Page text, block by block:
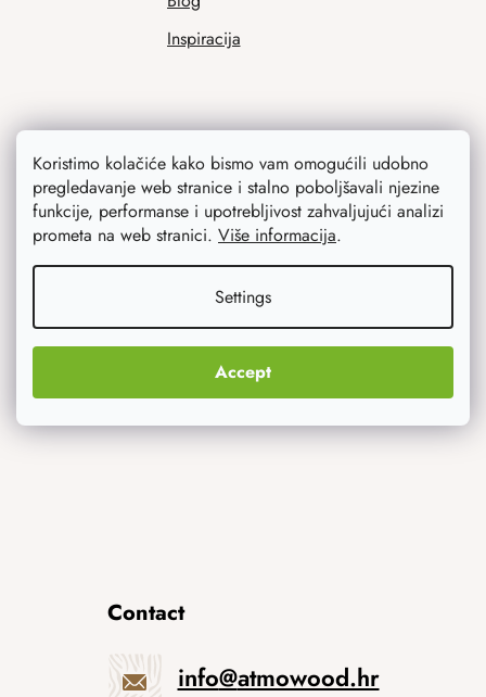
Koristimo kolačiće kako bismo vam omogućili udobno
pregledavanje web stranice i stalno poboljšavali njezine
funkcije, performanse i upotrebljivost zahvaljujući analizi
prometa na web stranici. Više informacija.
Settings
Accept
Inspiracija
Ono što vas najviše zanima
Originalni pokloni
Contact
info@atmowood.hr